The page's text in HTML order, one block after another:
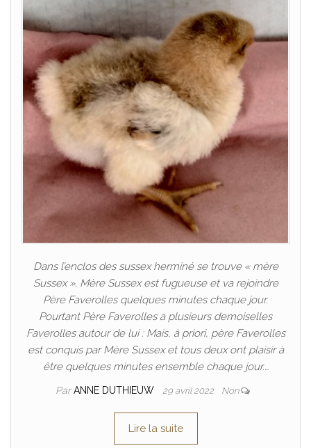
Dans l’enclos des sussex herminé se trouve « mère
Sussex ». Mère Sussex est fugueuse et va rejoindre
Père Faverolles quelques minutes chaque jour.
Pourtant Père Faverolles a plusieurs demoiselles
Faverolles autour de lui : Mais, à priori, père Faverolles
est conquis par Mère Sussex et tous deux ont plaisir à
être quelques minutes ensemble chaque jour.…
ParANNE DUTHIEUW 29 avril 2022 Non
Lire la suite